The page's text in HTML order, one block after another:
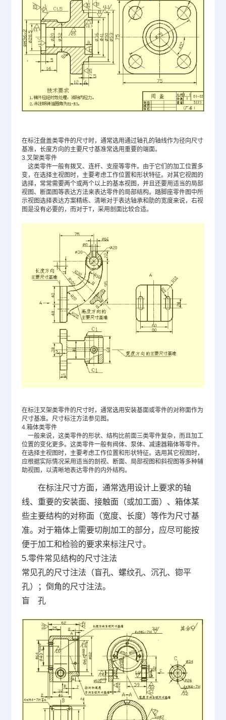
在标注盘盖类零件的尺寸时，通常选用通过轴孔的轴线作为径向尺寸
基准，长度方向的主要尺寸基准常选用重要的端面。
3.叉架类零件
这类零件一般有拨叉、连杆、支座等零件。由于它们的加工位置多
变，在选择主视图时，主要考虑工作位置和形状特征。对其它视图的
选择，常常需要两个或两个以上的基本视图，并且还要用适当的局部
视图、断面图等表达方法来表达零件的局部结构。踏脚座零件图中所
示视图选择表达方案精练、清晰对于表达轴承和肋的宽度来说，右视
图是没有必要的，而对于T，采用剖面比较合适。
在标注叉架类零件的尺寸时，通常选用安装基面或零件的对称面作为
尺寸基准。尺寸标注方法参见图。
4.箱体类零件
一般来说，这类零件的形状、结构比前面三类零件复杂，而且加工
位置的变化更多。这类零件一般有阀体、泵体、减速器箱体等零件。
在选择主视图时，主要考虑工作位置和形状特征。选用其它视图时，
应根据实际情况采用适当的剖视、断面、局部视图和斜视图等多种辅
助视图，以清晰地表达零件的内外结构。
在标注尺寸方面，通常选用设计上要求的轴
线、重要的安装面、接触面（或加工面）、箱体某
些主要结构的对称面（宽度、长度）等作为尺寸基
准。对于箱体上需要切削加工的部分，应尽可能按
便于加工和检验的要求来标注尺寸。
5.零件常见结构的尺寸注法
常见孔的尺寸注法（盲孔、螺纹孔、沉孔、锪平
孔）；倒角的尺寸注法。
盲
孔